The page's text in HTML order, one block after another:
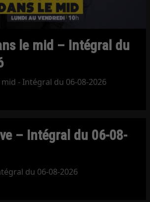
le mid – Intégral du
- Intégral du 06-08-2026
– Intégral du 06-08-
du 06-08-2026